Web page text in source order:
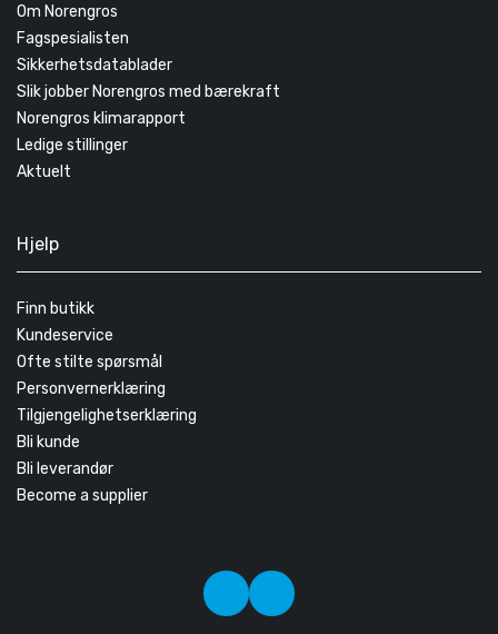
Om Norengros
Fagspesialisten
Sikkerhetsdatablader
Slik jobber Norengros med bærekraft
Norengros klimarapport
Ledige stillinger
Aktuelt
Hjelp
Finn butikk
Kundeservice
Ofte stilte spørsmål
Personvernerklæring
Tilgjengelighetserklæring
Bli kunde
Bli leverandør
Become a supplier